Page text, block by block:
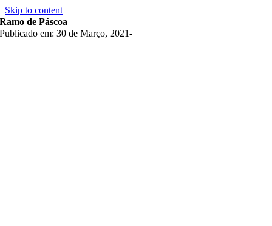
Skip to content
Ramo de Páscoa
Publicado em: 30 de Março, 2021-